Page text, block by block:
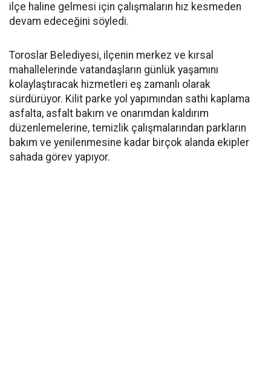
ilçe haline gelmesi için çalışmaların hız kesmeden
devam edeceğini söyledi.
Toroslar Belediyesi, ilçenin merkez ve kırsal
mahallelerinde vatandaşların günlük yaşamını
kolaylaştıracak hizmetleri eş zamanlı olarak
sürdürüyor. Kilit parke yol yapımından sathi kaplama
asfalta, asfalt bakım ve onarımdan kaldırım
düzenlemelerine, temizlik çalışmalarından parkların
bakım ve yenilenmesine kadar birçok alanda ekipler
sahada görev yapıyor.